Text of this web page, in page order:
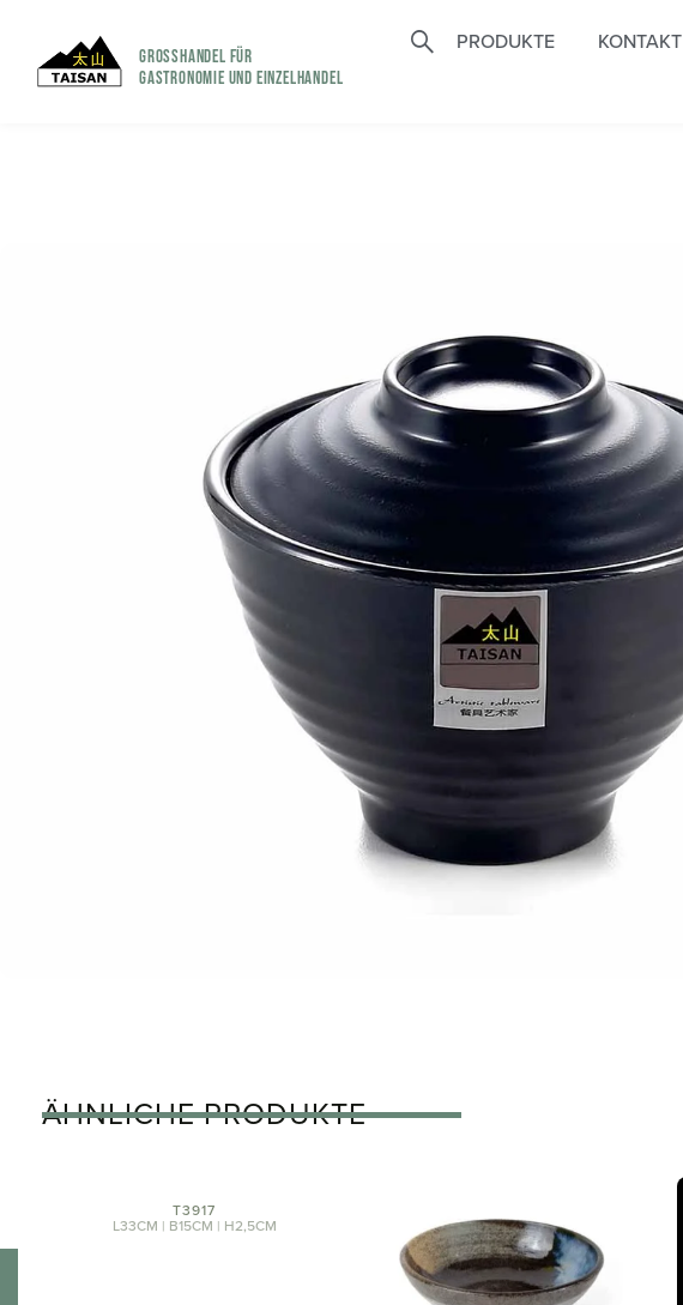
GROSSHANDEL FÜR
GASTRONOMIE UND EINZELHANDEL
PRODUKTE KONTAKT
ÄHNLICHE PRODUKTE
T3917
L33CM | B15CM | H2,5CM